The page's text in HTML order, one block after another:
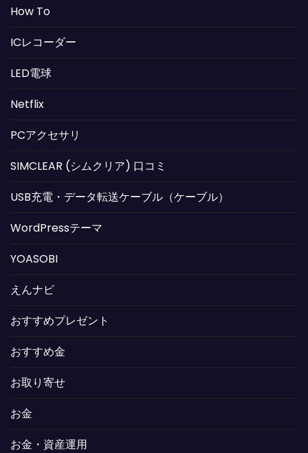
How To
ICレコーダー
LED電球
Netflix
PCアクセサリ
SIMCLEAR (シムクリア) 口コミ
USB充電・データ転送ケーブル（ケーブル）
WordPressテーマ
YOASOBI
えんナビ
おすすめプレゼント
おすすめ金
お取り寄せ
お金
お金・資産運用